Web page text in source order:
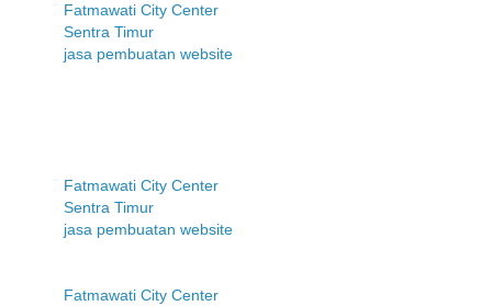
Fatmawati City Center
Sentra Timur
jasa pembuatan website
Fatmawati City Center
Sentra Timur
jasa pembuatan website
Fatmawati City Center